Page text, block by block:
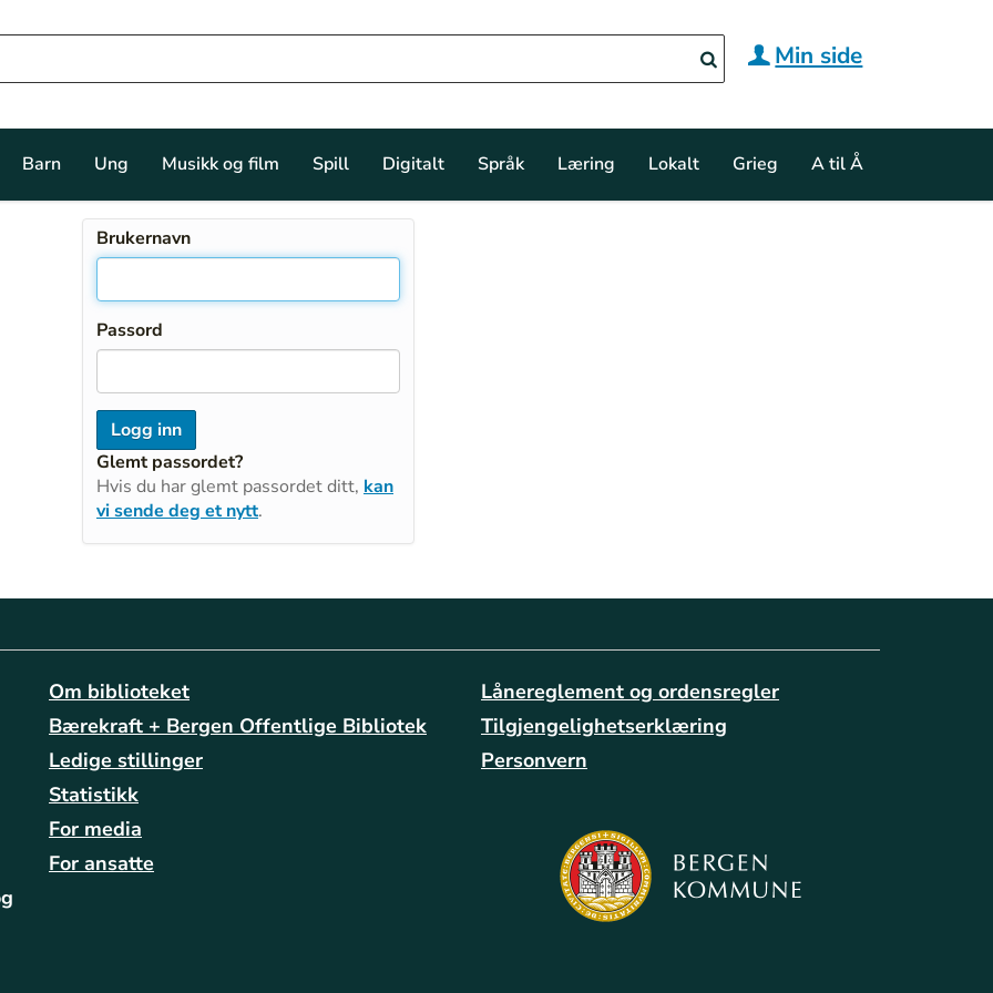
Min side
Barn Ung Musikk og film Spill Digitalt Språk Læring Lokalt Grieg A til Å
Brukernavn
Passord
Glemt passordet?
Hvis du har glemt passordet ditt, kan
vi sende deg et nytt.
Om biblioteket
Bærekraft + Bergen Offentlige Bibliotek
Ledige stillinger
Statistikk
For media
For ansatte
Lånereglement og ordensregler
Tilgjengelighetserklæring
Personvern